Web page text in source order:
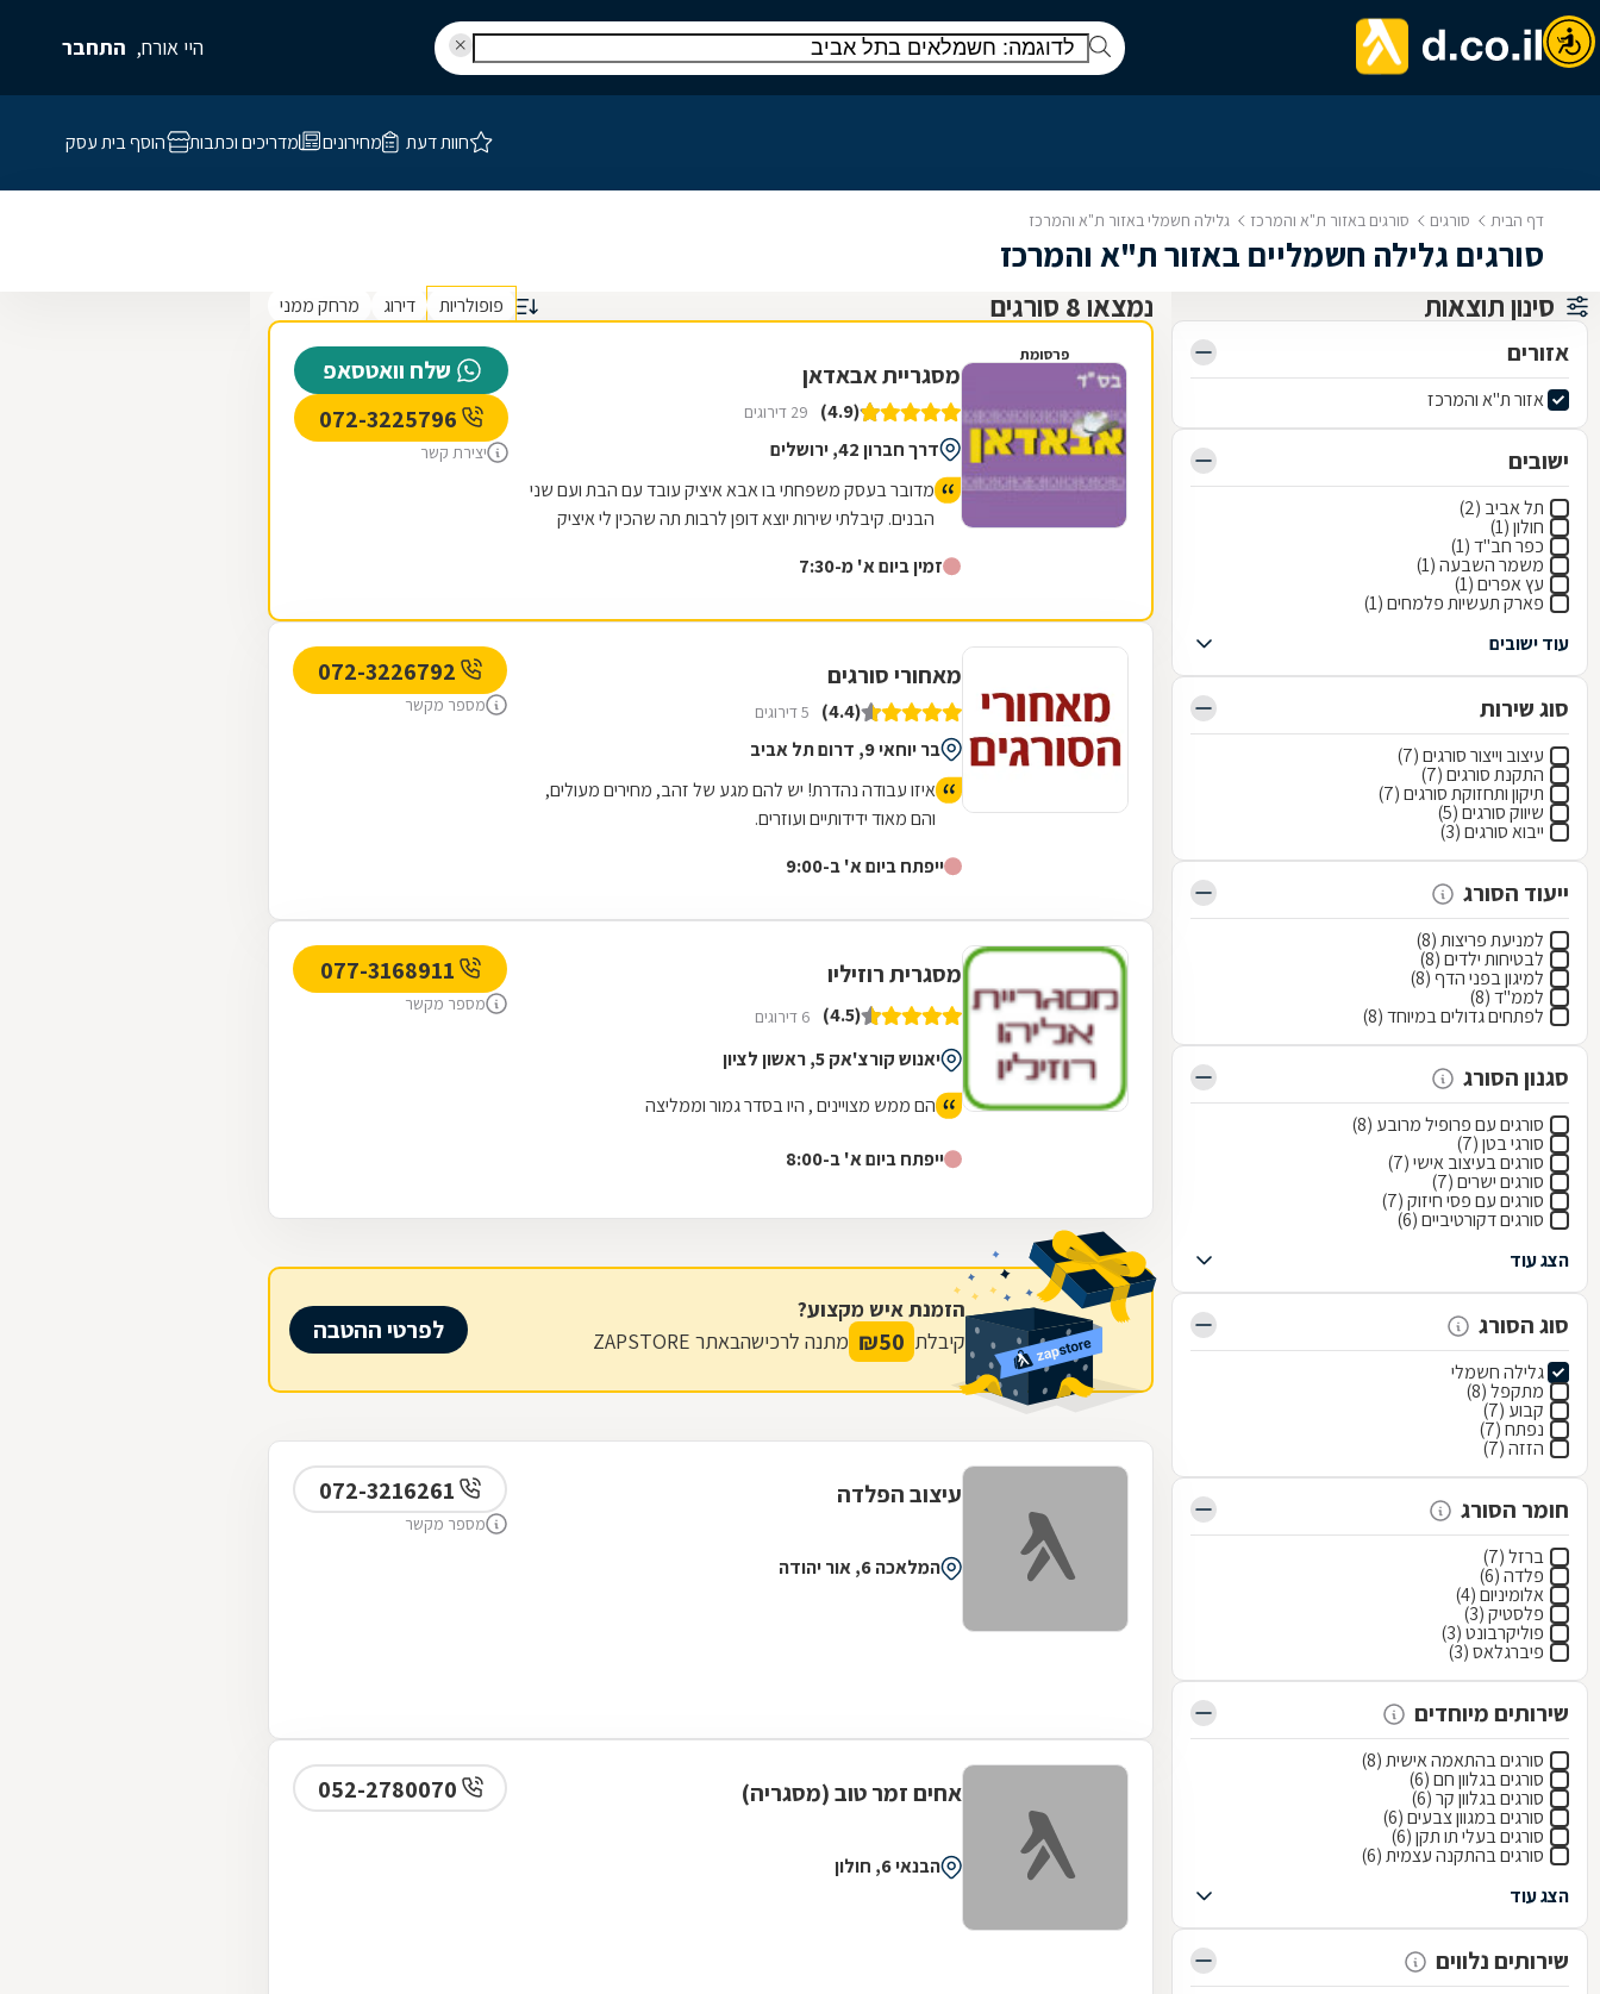
היי אורח, התחבר
חוות דעת מחירונים מדריכים וכתבות הוסף בית עסק
דף הבית סורגים סורגים באזור ת"א והמרכז גלילה חשמלי באזור ת"א והמרכז
סורגים גלילה חשמליים באזור ת"א והמרכז
סינון תוצאות
אזורים
אזור ת"א והמרכז
ישובים
תל אביב (2)
חולון (1)
כפר חב"ד (1)
משמר השבעה (1)
עץ אפרים (1)
פארק תעשיות פלמחים (1)
עוד ישובים
סוג שירות
עיצוב וייצור סורגים (7)
התקנת סורגים (7)
תיקון ותחזוקת סורגים (7)
שיווק סורגים (5)
ייבוא סורגים (3)
ייעוד הסורג
למניעת פריצות (8)
לבטיחות ילדים (8)
למיגון בפני הדף (8)
לממ"ד (8)
לפתחים גדולים במיוחד (8)
סגנון הסורג
סורגים עם פרופיל מרובע (8)
סורגי בטן (7)
סורגים בעיצוב אישי (7)
סורגים ישרים (7)
סורגים עם פסי חיזוק (7)
סורגים דקורטיביים (6)
הצג עוד
סוג הסורג
גלילה חשמלי
מתקפל (8)
קבוע (7)
נפתח (7)
הזזה (7)
חומר הסורג
ברזל (7)
פלדה (6)
אלומיניום (4)
פלסטיק (3)
פוליקרבונט (3)
פיברגלאס (3)
שירותים מיוחדים
סורגים בהתאמה אישית (8)
סורגים בגלוון חם (6)
סורגים בגלוון קר (6)
סורגים במגוון צבעים (6)
סורגים בעלי תו תקן (6)
סורגים בהתקנה עצמית (6)
הצג עוד
שירותים נלווים
נמצאו 8 סורגים פופולריות דירוג מרחק ממני
פרסומת
מסגריית אבאדאן
(4.9) 29 דירוגים
דרך חברון 42, ירושלים
מדובר בעסק משפחתי בו אבא איציק עובד עם הבת ועם שני
הבנים. קיבלתי שירות יוצא דופן לרבות תה שהכין לי איציק
זמין ביום א' מ-7:30
שלח וואטסאפ
יצירת קשר
מאחורי סורגים
(4.4) 5 דירוגים
בר יוחאי 9, דרום תל אביב
איזו עבודה נהדרת! יש להם מגע של זהב, מחירים מעולים,
והם מאוד ידידותיים ועוזרים.
ייפתח ביום א' ב-9:00
מספר מקשר
מסגרית רוזיליו
(4.5) 6 דירוגים
יאנוש קורצ'אק 5, ראשון לציון
הם ממש מצויינים , היו בסדר גמור וממליצה
ייפתח ביום א' ב-8:00
מספר מקשר
הזמנת איש מקצוע?
קיבלת 50
₪ מתנה לרכישהבאתר ZAPSTORE לפרטי ההטבה
עיצוב הפלדה
המלאכה 6, אור יהודה
מספר מקשר
אחים זמר טוב (מסגריה)
הבנאי 6, חולון